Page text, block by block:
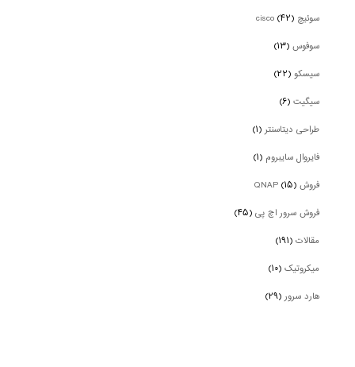
سوئیچ cisco (۴۲)
سوفوس(۱۳)
سیسکو(۲۲)
سیگیت(۶)
طراحی دیتاسنتر(۱)
فایروال سایبروم (۱)
فروش QNAP (۱۵)
فروش سرور اچ پی(۴۵)
مقالات(۱۹۱)
میکروتیک(۱۰)
هارد سرور(۲۹)